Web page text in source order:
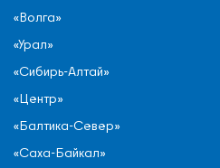
«Волга»
«Урал»
«Сибирь-Алтай»
«Центр»
«Балтика-Север»
«Саха-Байкал»